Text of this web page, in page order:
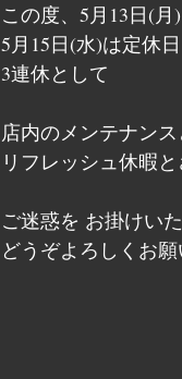
この度、5月13日(
5月15日(水)は定休
3連休として
店内のメンテナン
リフレッシュ休暇
ご迷惑を お掛けい
どうぞよろしくお